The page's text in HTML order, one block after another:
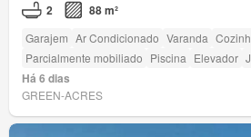
2 88 m²
Garajem Ar Condicionado Varanda
Parcialmente mobiliado Piscina Elevador
Há 6 dias
GREEN-ACRES